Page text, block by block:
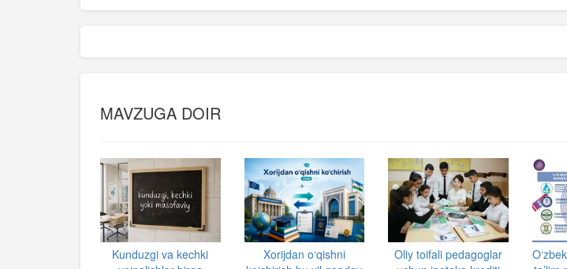
MAVZUGA DOIR
Kunduzgi va kechki
Xorijdan o‘qishni
Oliy toifali pedagoglar